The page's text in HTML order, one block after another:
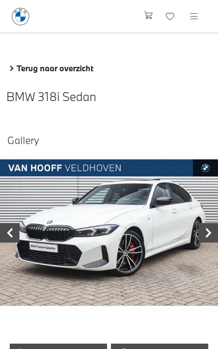
Terug naar overzicht
BMW 318i Sedan
Gallery